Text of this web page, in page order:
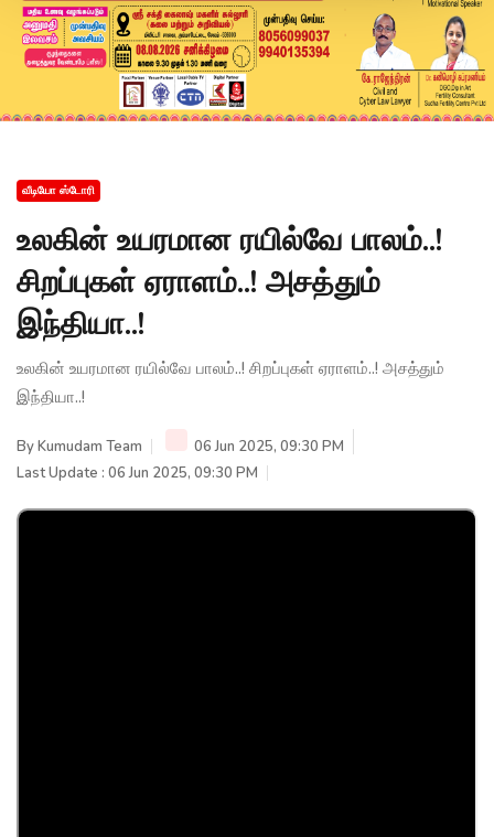
வீடியோ ஸ்டோரி
உலகின் உயரமான ரயில்வே பாலம்..!
சிறப்புகள் ஏராளம்..! அசத்தும்
இந்தியா..!
உலகின் உயரமான ரயில்வே பாலம்..! சிறப்புகள் ஏராளம்..! அசத்தும்
இந்தியா..!
ByKumudam Team
06 Jun 2025, 09:30 PM
Last Update : 06 Jun 2025, 09:30 PM